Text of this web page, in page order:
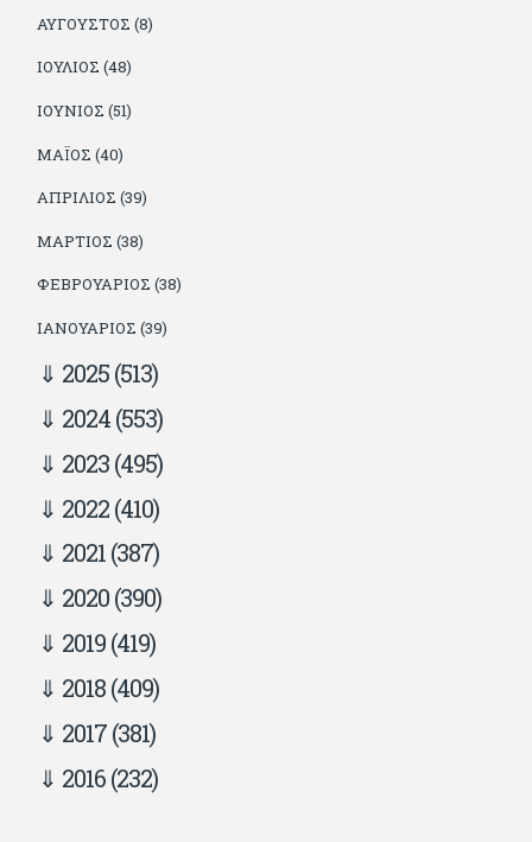
ΑΎΓΟΥΣΤΟΣ (8)
ΙΟΎΛΙΟΣ (48)
ΙΟΎΝΙΟΣ (51)
ΜΆΙΟΣ (40)
ΑΠΡΊΛΙΟΣ (39)
ΜΆΡΤΙΟΣ (38)
ΦΕΒΡΟΥΆΡΙΟΣ (38)
ΙΑΝΟΥΆΡΙΟΣ (39)
2025(513)
2024(553)
2023(495)
2022(410)
2021(387)
2020(390)
2019(419)
2018(409)
2017(381)
2016(232)